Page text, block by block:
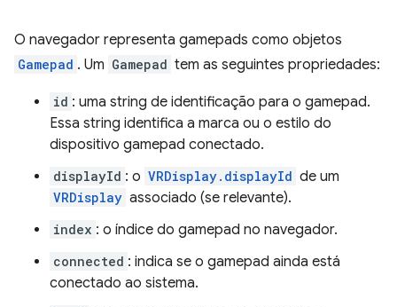
O navegador representa gamepads como objetos
Gamepad . Um Gamepad tem as seguintes propriedades:
id : uma string de identificação para o gamepad.
Essa string identifica a marca ou o estilo do
dispositivo gamepad conectado.
displayId : o VRDisplay.displayId de um
VRDisplay associado (se relevante).
index : o índice do gamepad no navegador.
connected : indica se o gamepad ainda está
conectado ao sistema.